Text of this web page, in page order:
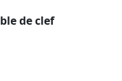
de clef